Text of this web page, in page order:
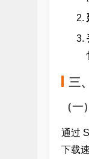
三
（
通过
下载